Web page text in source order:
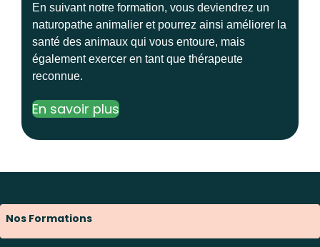
En suivant notre formation, vous deviendrez un
naturopathe animalier et pourrez ainsi améliorer la
santé des animaux qui vous entoure, mais
également exercer en tant que thérapeute
reconnue.
En savoir plus
Nos Formations